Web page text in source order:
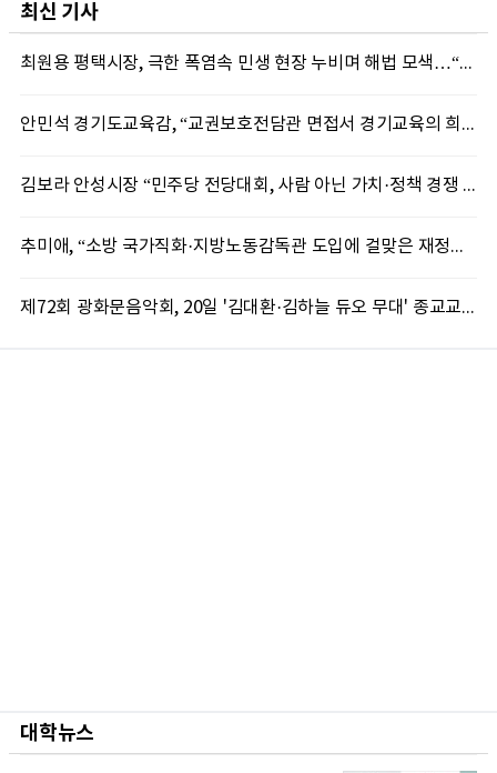
최신 기사
최원용 평택시장, 극한 폭염속 민생 현장 누비며 해법 모색…“현장에 답 있다”
안민석 경기도교육감, “교권보호전담관 면접서 경기교육의 희망 봤다”
김보라 안성시장 “민주당 전당대회, 사람 아닌 가치·정책 경쟁 돼야”
추미애, “소방 국가직화·지방노동감독관 도입에 걸맞은 재정체계 완성해야”
제72회 광화문음악회, 20일 '김대환·김하늘 듀오 무대' 종교교회서 무료 개최
대학뉴스